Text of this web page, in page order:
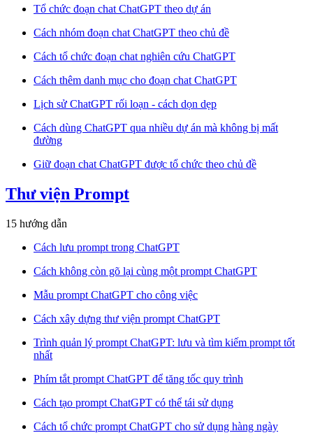
Tổ chức đoạn chat ChatGPT theo dự án
Cách nhóm đoạn chat ChatGPT theo chủ đề
Cách tổ chức đoạn chat nghiên cứu ChatGPT
Cách thêm danh mục cho đoạn chat ChatGPT
Lịch sử ChatGPT rối loạn - cách dọn dẹp
Cách dùng ChatGPT qua nhiều dự án mà không bị mất
đường
Giữ đoạn chat ChatGPT được tổ chức theo chủ đề
Thư viện Prompt
15 hướng dẫn
Cách lưu prompt trong ChatGPT
Cách không còn gõ lại cùng một prompt ChatGPT
Mẫu prompt ChatGPT cho công việc
Cách xây dựng thư viện prompt ChatGPT
Trình quản lý prompt ChatGPT: lưu và tìm kiếm prompt tốt
nhất
Phím tắt prompt ChatGPT để tăng tốc quy trình
Cách tạo prompt ChatGPT có thể tái sử dụng
Cách tổ chức prompt ChatGPT cho sử dụng hàng ngày